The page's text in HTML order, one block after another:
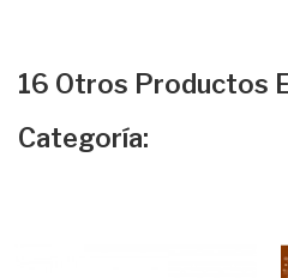
16 Otros Productos
Categoría: